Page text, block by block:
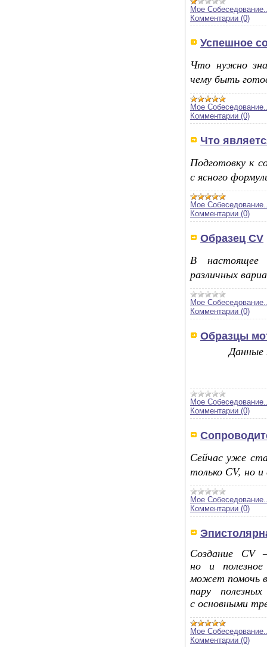
Мое
Комментарии (0)
Успешное
Что нужно
чему быть
Мое
Комментарии (0)
Что
Подготовку к
с ясного
Мое
Комментарии (0)
Образец СV
В настоящее
различных
Мое
Комментарии (0)
Образцы
Данные
Мое
Комментарии (0)
Сейчас уже
только СV, но и
Мое
Комментарии (0)
Создание CV
но
и
может помочь
пару
с основными
Мое
Комментарии (0)